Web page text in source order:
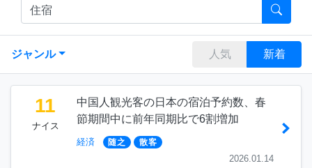
ジャンル 人気 新着
11
ナイス
中国人観光客の日本の宿泊予約数、春
節期間中に前年同期比で6割増加
経済 随之 散客
2026.01.14